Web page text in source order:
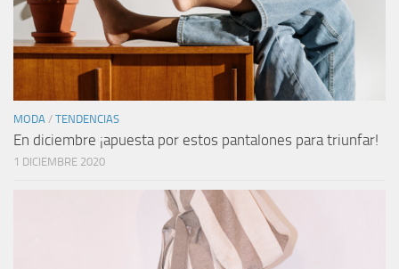
MODA / TENDENCIAS
En diciembre ¡apuesta por estos pantalones para triunfar!
1 DICIEMBRE 2020